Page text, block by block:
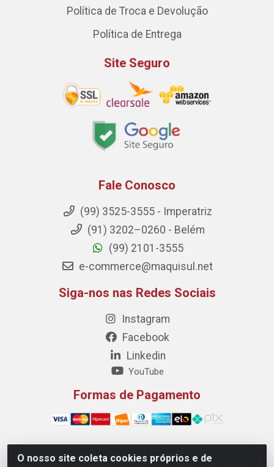
O nosso site coleta cookies próprios e de
Política de Troca e Devolução
Política de Entrega
Site Seguro
Fale Conosco
(99) 3525-3555 - Imperatriz
(91) 3202–0260 - Belém
(99) 2101-3555
e-commerce@maquisul.net
Siga-nos nas Redes Sociais
Instagram
Facebook
Linkedin
YouTube
Formas de Pagamento